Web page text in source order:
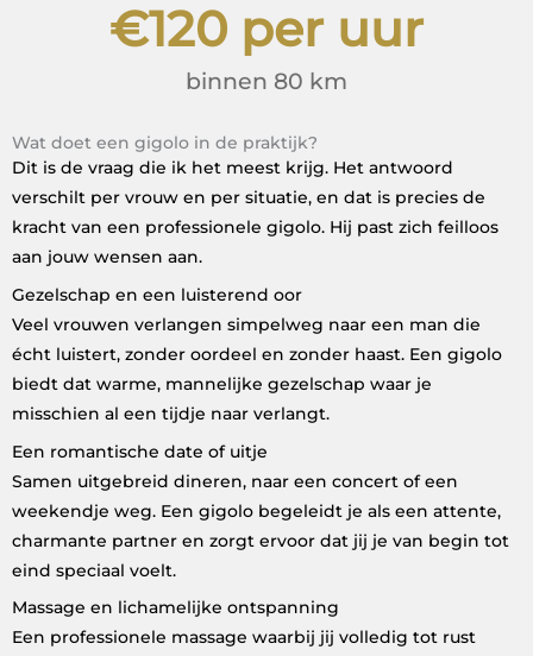
binnen 80 km
€120 per uur
Wat doet een gigolo in de praktijk?
Dit is de vraag die ik het meest krijg. Het antwoord
verschilt per vrouw en per situatie, en dat is precies de
kracht van een professionele gigolo. Hij past zich feilloos
aan jouw wensen aan.
Gezelschap en een luisterend oor
Veel vrouwen verlangen simpelweg naar een man die
écht luistert, zonder oordeel en zonder haast. Een gigolo
biedt dat warme, mannelijke gezelschap waar je
misschien al een tijdje naar verlangt.
Een romantische date of uitje
Samen uitgebreid dineren, naar een concert of een
weekendje weg. Een gigolo begeleidt je als een attente,
charmante partner en zorgt ervoor dat jij je van begin tot
eind speciaal voelt.
Massage en lichamelijke ontspanning
Een professionele massage waarbij jij volledig tot rust